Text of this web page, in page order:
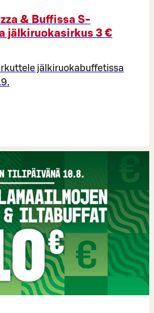
& Buffissa S-
jälkiruokasirkus 3 €
jälkiruokabuffetissa